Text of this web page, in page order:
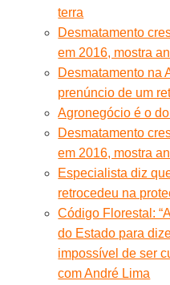
terra
Desmatamento
em 2016, mostra
Desmatamento na
prenúncio de um
Agronegócio é o
Desmatamento
em 2016, mostra
Especialista diz
retrocedeu na
Código Florestal:
do Estado para
impossível de ser
com André Lima